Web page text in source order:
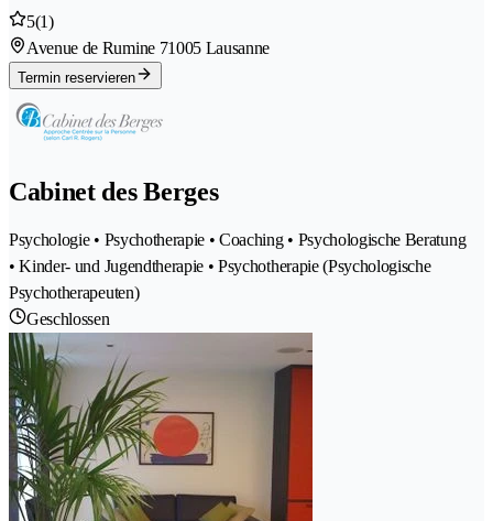
5(1)
Avenue de Rumine 71005 Lausanne
Termin reservieren
Cabinet des Berges
Psychologie • Psychotherapie • Coaching • Psychologische Beratung
• Kinder- und Jugendtherapie • Psychotherapie (Psychologische
Psychotherapeuten)
Geschlossen